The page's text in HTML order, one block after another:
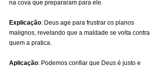
na cova que prepararam para ele.
Explicação: Deus age para frustrar os planos
malignos, revelando que a maldade se volta contra
quem a pratica.
Aplicação: Podemos confiar que Deus é justo e